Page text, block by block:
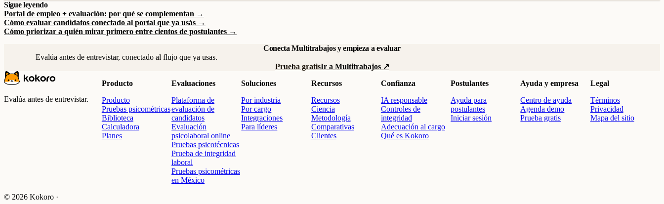
Sigue leyendo
Portal de empleo + evaluación: por qué se complementan →
Cómo evaluar candidatos conectado al portal que ya usás →
Cómo priorizar a quién mirar primero entre cientos de postulantes →
Conecta Multitrabajos y empieza a evaluar
Evalúa antes de entrevistar, conectado al flujo que ya usas.
Prueba gratisIr a Multitrabajos ↗
Evalúa antes de entrevistar.
Producto
Producto
Pruebas psicométricas
Biblioteca
Calculadora
Planes
Evaluaciones
Plataforma de
evaluación de
candidatos
Evaluación
psicolaboral online
Pruebas psicotécnicas
Prueba de integridad
laboral
Pruebas psicométricas
en México
Soluciones
Por industria
Por cargo
Integraciones
Para líderes
Recursos
Recursos
Ciencia
Metodología
Comparativas
Clientes
Confianza
IA responsable
Controles de
integridad
Adecuación al cargo
Qué es Kokoro
Postulantes
Ayuda para
postulantes
Iniciar sesión
Ayuda y empresa
Centro de ayuda
Agenda demo
Prueba gratis
Legal
Términos
Privacidad
Mapa del sitio
© 2026 Kokoro ·